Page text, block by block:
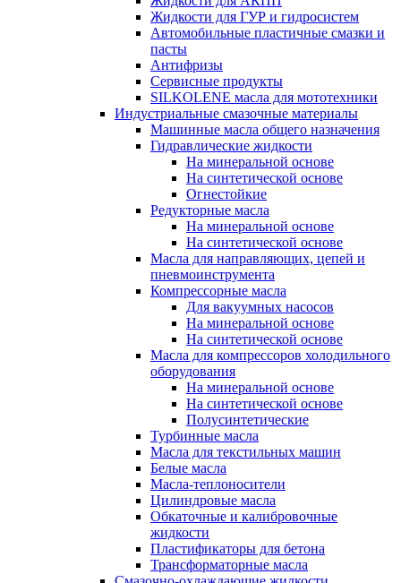
Жидкости для ГУР и гидросистем
Автомобильные пластичные смазки и
пасты
Антифризы
Сервисные продукты
SILKOLENE масла для мототехники
Индустриальные смазочные материалы
Машинные масла общего назначения
Гидравлические жидкости
На минеральной основе
На синтетической основе
Огнестойкие
Редукторные масла
На минеральной основе
На синтетической основе
Масла для направляющих, цепей и
пневмоинструмента
Компрессорные масла
Для вакуумных насосов
На минеральной основе
На синтетической основе
Масла для компрессоров холодильного
оборудования
На минеральной основе
На синтетической основе
Полусинтетические
Турбинные масла
Масла для текстильных машин
Белые масла
Масла-теплоносители
Цилиндровые масла
Обкаточные и калибровочные
жидкости
Пластификаторы для бетона
Трансформаторные масла